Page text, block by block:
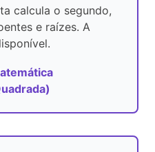
calcula o segundo,
e raízes. A